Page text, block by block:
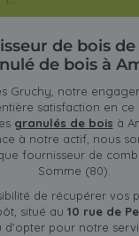
de bois
de bois à
Gruchy, notre
satisfaction en
granulés de bois à
à notre actif, nous
fournisseur de
Somme (80).
de récupérer vos
situé au 10 rue de
d'opter pour notre